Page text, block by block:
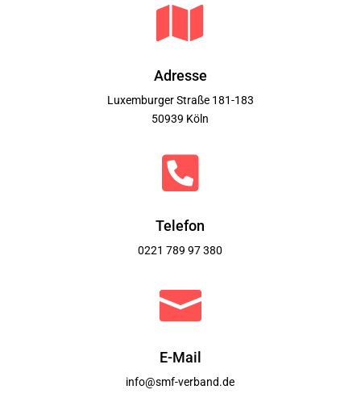

Adresse
Luxemburger Straße 181-183
50939 Köln

Telefon
0221 789 97 380

E-Mail
info@smf-verband.de